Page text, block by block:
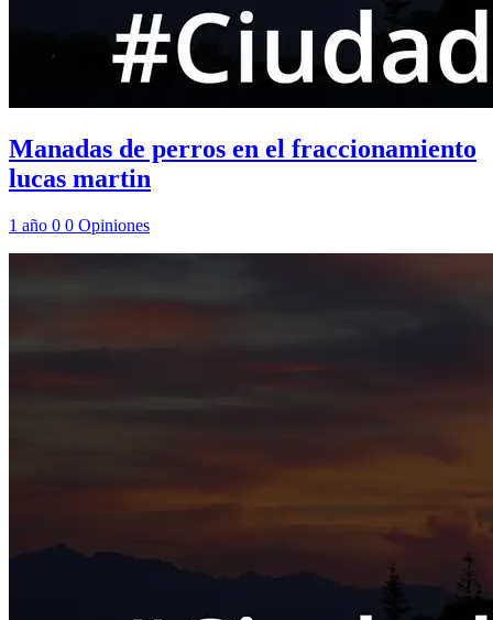
Manadas de perros en el fraccionamiento
lucas martin
1 año 0 0 Opiniones